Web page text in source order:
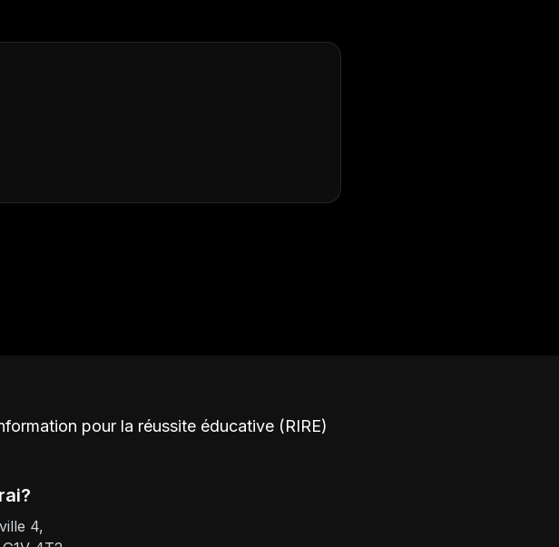
pour la réussite éducative (RIRE)
4,